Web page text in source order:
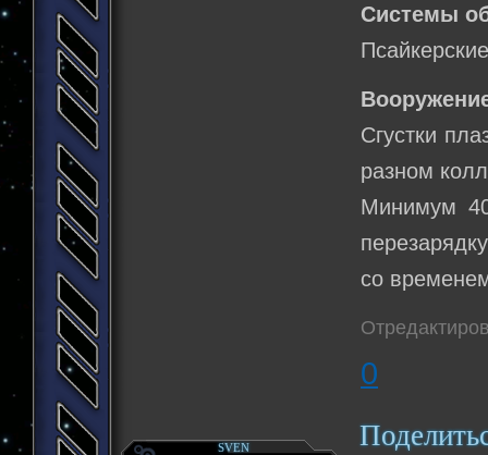
Системы
Сгустки
разном
Минимум
со
0
SVEN